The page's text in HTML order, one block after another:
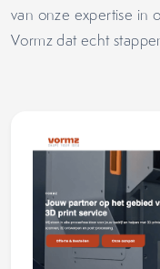
van onze expertise in
Vormz dat echt